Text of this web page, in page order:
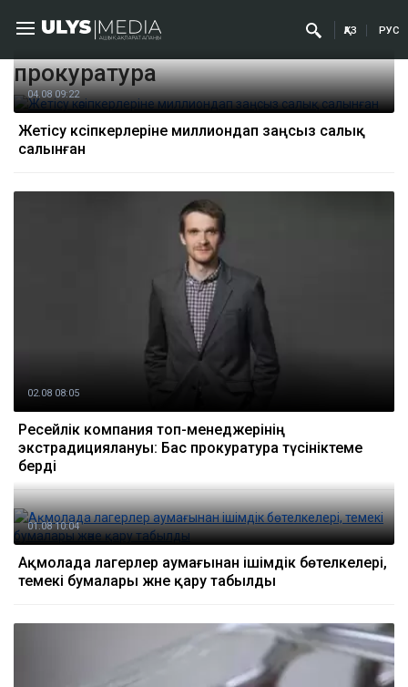
ҚАЗ РУС
прокуратура
04.08 09:22
Жетісу кәсіпкерлеріне миллиондап заңсыз салық
салынған
02.08 08:05
Ресейлік компания топ-менеджерінің
экстрадициялануы: Бас прокуратура түсініктеме
берді
01.08 10:04
Ақмолада лагерлер аумағынан ішімдік бөтелкелері,
темекі бумалары және қару табылды